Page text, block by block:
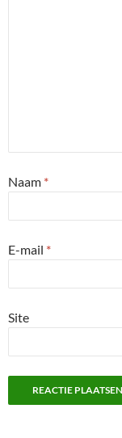
Naam *
E-mail *
Site